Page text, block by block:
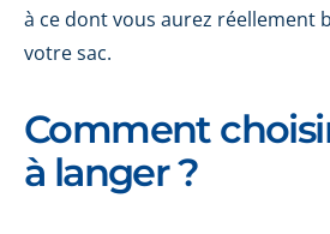
à ce dont vous aurez réellement
votre sac.
Comment
à langer ?